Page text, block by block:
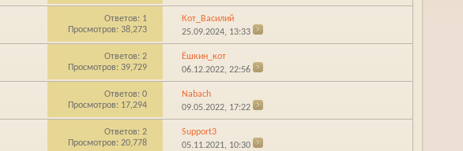
Ответов: 1
Просмотров: 38,273
Кот_Василий
25.09.2024, 13:33
Ответов: 2
Просмотров: 39,729
Ёшкин_кот
06.12.2022,22:56
Ответов: 0
Просмотров: 17,294
Nabach
09.05.2022, 17:22
Ответов: 2
Просмотров: 20,778
Support3
05.11.2021, 10:30